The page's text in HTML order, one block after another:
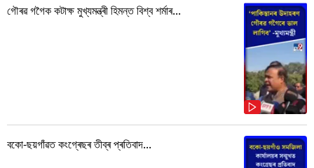
গৌৰৱ গগৈক কটাক্ষ মুখ্যমন্ত্ৰী হিমন্ত বিশ্ব শৰ্মাৰ...
বকো-ছয়গাঁৱত কংগ্ৰেছৰ তীব্ৰ প্ৰতিবাদ...